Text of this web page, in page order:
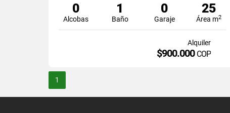
0
Alcobas
1
Baño
0
Garaje
25
Área m2
Alquiler
$900.000 COP
1